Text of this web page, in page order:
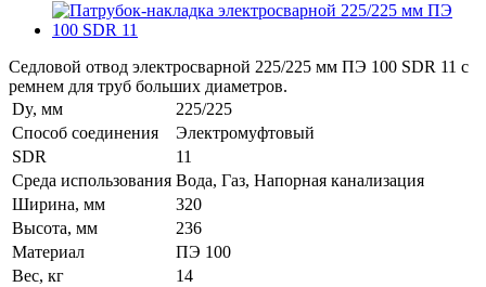
Седловой отвод электросварной 225/225 мм ПЭ 100 SDR 11 с
ремнем для труб больших диаметров.
Dy, мм
225/225
Способ соединения
Электромуфтовый
SDR
11
Среда использования Вода, Газ, Напорная канализация
Ширина, мм
320
Высота, мм
236
Материал
ПЭ 100
Вес, кг
14